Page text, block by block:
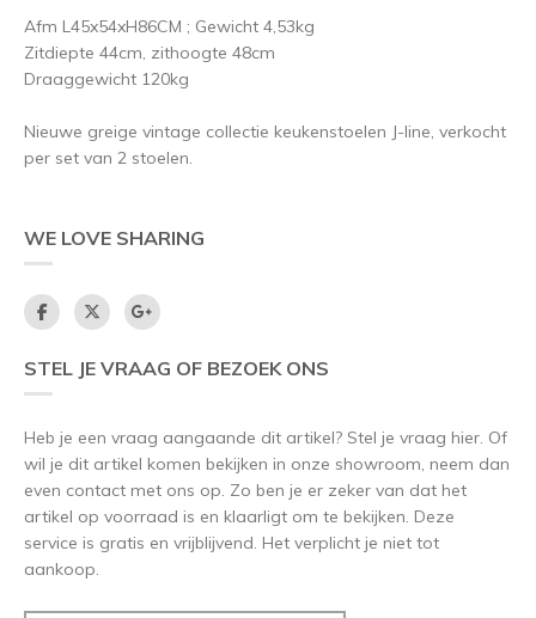
Afm L45x54xH86CM ; Gewicht 4,53kg
Zitdiepte 44cm, zithoogte 48cm
Draaggewicht 120kg
Nieuwe greige vintage collectie keukenstoelen J-line, verkocht
per set van 2 stoelen.
WE LOVE SHARING
STEL JE VRAAG OF BEZOEK ONS
Heb je een vraag aangaande dit artikel? Stel je vraag hier. Of
wil je dit artikel komen bekijken in onze showroom, neem dan
even contact met ons op. Zo ben je er zeker van dat het
artikel op voorraad is en klaarligt om te bekijken. Deze
service is gratis en vrijblijvend. Het verplicht je niet tot
aankoop.